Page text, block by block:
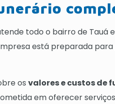
todo o bairro de Tauá
está preparada
osvalores e custos de
em oferecer